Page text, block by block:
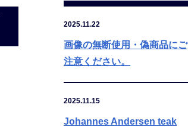
2025.11.22
画像の無断使用・偽商品にご
注意ください。
2025.11.15
Johannes Andersen teak